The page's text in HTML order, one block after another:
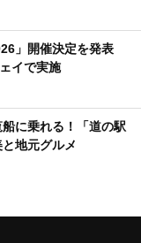
」開催決定を発表
イで実施
船に乗れる！「道の駅
地元グルメ